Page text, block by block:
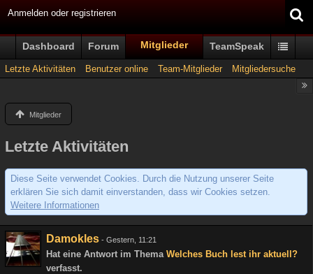
Anmelden oder registrieren
Dashboard Forum Mitglieder TeamSpeak
Letzte Aktivitäten Benutzer online Team-Mitglieder Mitgliedersuche
Mitglieder
Letzte Aktivitäten
Diese Seite verwendet Cookies. Durch die Nutzung unserer Seite
erklären Sie sich damit einverstanden, dass wir Cookies setzen.
Weitere Informationen
Damokles - Gestern, 11:21
Hat eine Antwort im Thema Welches Buch lest ihr aktuell?
verfasst.